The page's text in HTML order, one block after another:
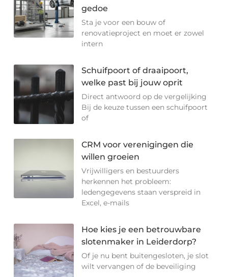
gedoe
Sta je voor een bouw of
renovatieproject en moet er zowel
intern
Schuifpoort of draaipoort,
welke past bij jouw oprit
Direct antwoord op de vergelijking
Bij de keuze tussen een schuifpoort
of
CRM voor verenigingen die
willen groeien
Vrijwilligers en bestuurders
herkennen het probleem:
ledengegevens staan verspreid in
Excel, e-mails
Hoe kies je een betrouwbare
slotenmaker in Leiderdorp?
Of je nu bent buitengesloten, je slot
wilt vervangen of de beveiliging